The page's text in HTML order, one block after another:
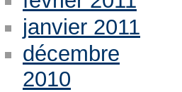
janvier 2011
décembre
2010